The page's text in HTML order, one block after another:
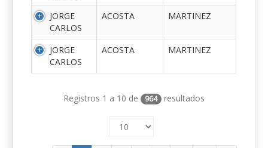
JORGE
CARLOS
ACOSTA MARTINEZ
JORGE
CARLOS
ACOSTA MARTINEZ
Registros 1 a 10 de 964 resultados